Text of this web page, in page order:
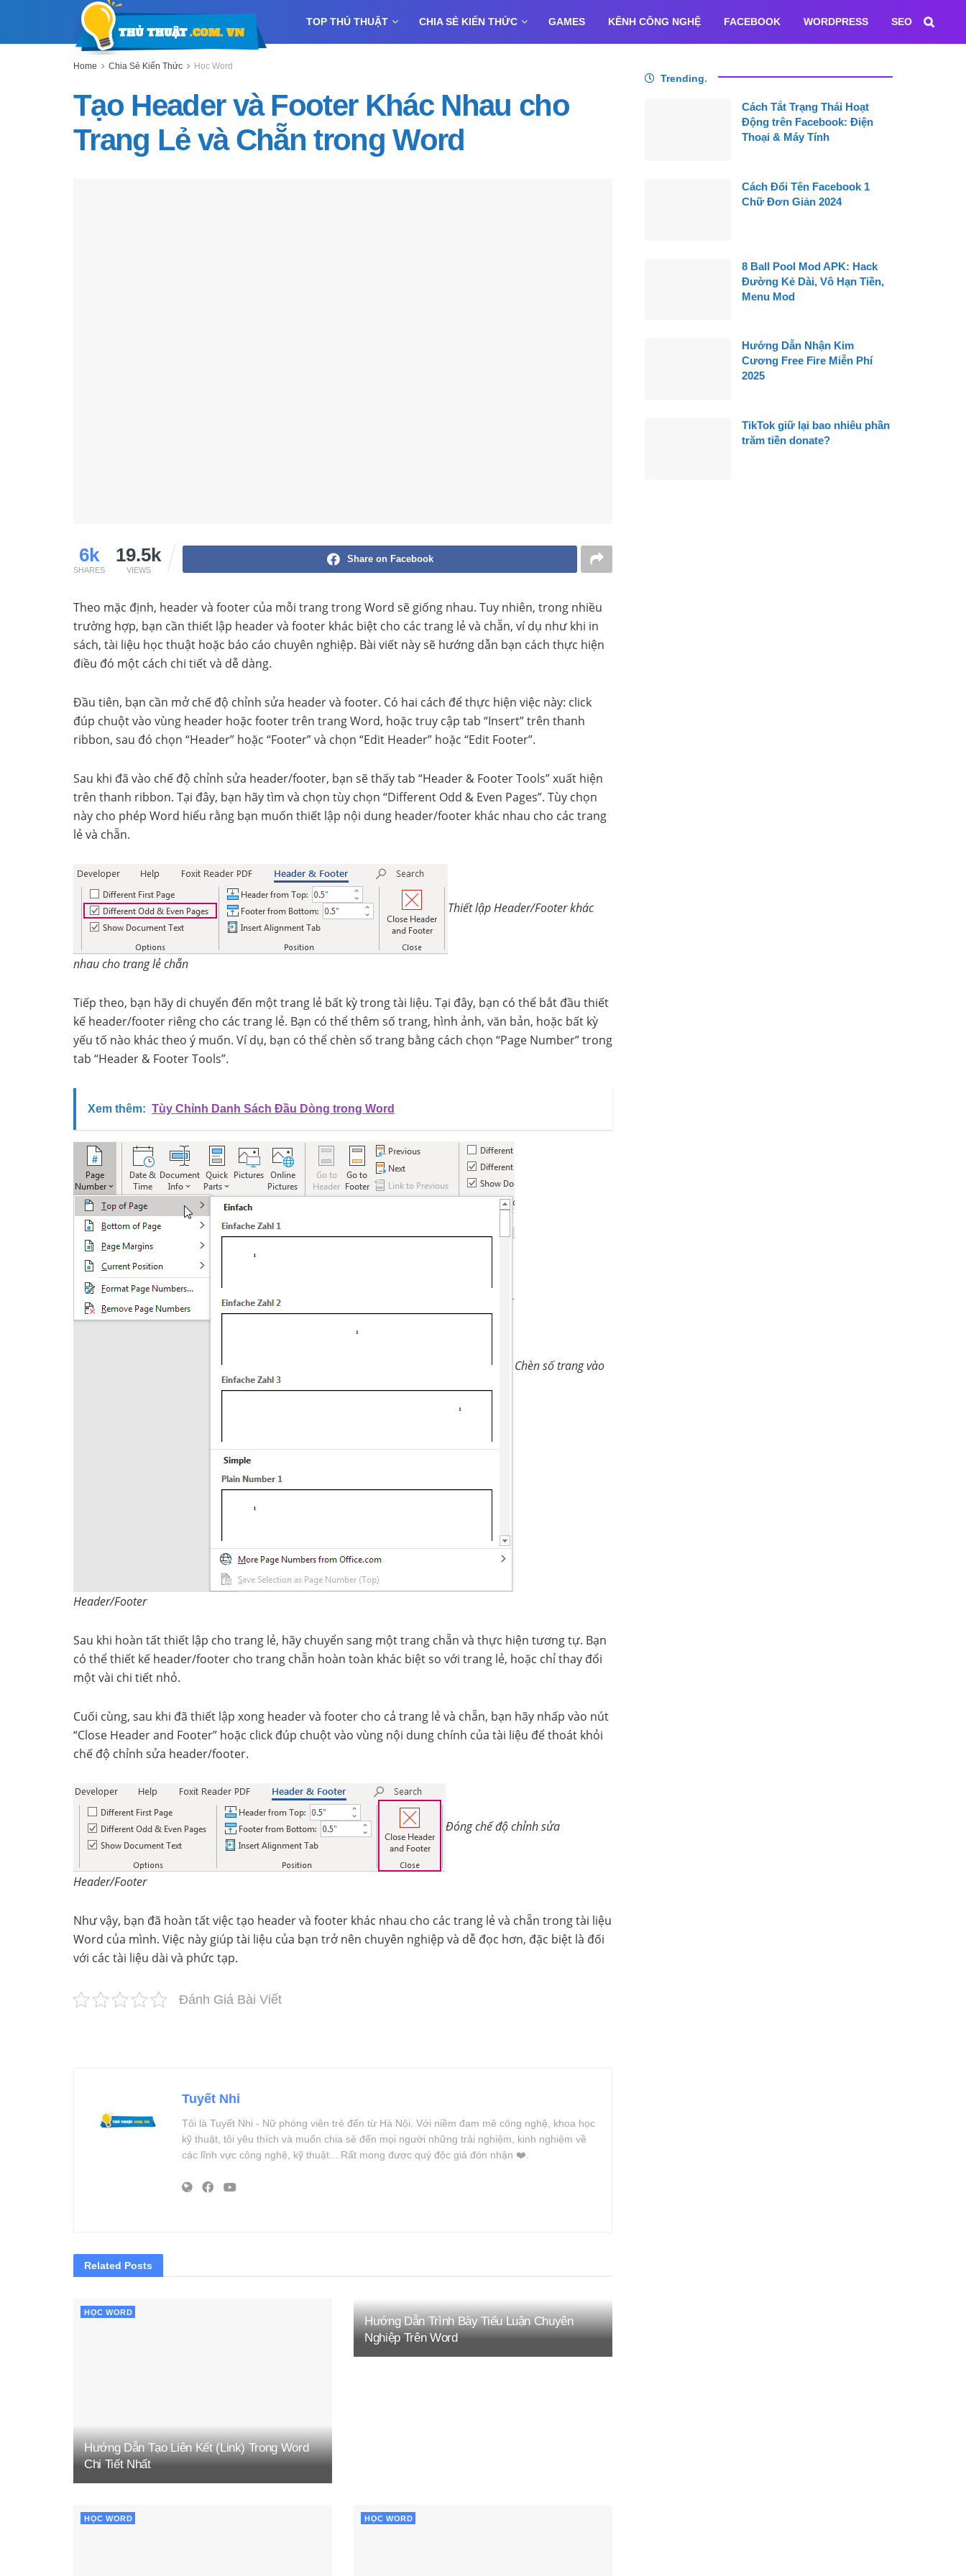
TOP THỦ THUẬT CHIA SẺ KIẾN THỨC GAMES KÊNH CÔNG NGHỆ FACEBOOK WORDPRESS SEO
Home Chia Sẻ Kiến Thức Học Word
Tạo Header và Footer Khác Nhau cho
Trang Lẻ và Chẵn trong Word
6k
SHARES
19.5k
VIEWS
Share on Facebook
Theo mặc định, header và footer của mỗi trang trong Word sẽ giống nhau. Tuy nhiên, trong nhiều
trường hợp, bạn cần thiết lập header và footer khác biệt cho các trang lẻ và chẵn, ví dụ như khi in
sách, tài liệu học thuật hoặc báo cáo chuyên nghiệp. Bài viết này sẽ hướng dẫn bạn cách thực hiện
điều đó một cách chi tiết và dễ dàng.
Đầu tiên, bạn cần mở chế độ chỉnh sửa header và footer. Có hai cách để thực hiện việc này: click
đúp chuột vào vùng header hoặc footer trên trang Word, hoặc truy cập tab “Insert” trên thanh
ribbon, sau đó chọn “Header” hoặc “Footer” và chọn “Edit Header” hoặc “Edit Footer”.
Sau khi đã vào chế độ chỉnh sửa header/footer, bạn sẽ thấy tab “Header & Footer Tools” xuất hiện
trên thanh ribbon. Tại đây, bạn hãy tìm và chọn tùy chọn “Different Odd & Even Pages”. Tùy chọn
này cho phép Word hiểu rằng bạn muốn thiết lập nội dung header/footer khác nhau cho các trang
lẻ và chẵn.
Thiết lập Header/Footer khác
nhau cho trang lẻ chẵn
Tiếp theo, bạn hãy di chuyển đến một trang lẻ bất kỳ trong tài liệu. Tại đây, bạn có thể bắt đầu thiết
kế header/footer riêng cho các trang lẻ. Bạn có thể thêm số trang, hình ảnh, văn bản, hoặc bất kỳ
yếu tố nào khác theo ý muốn. Ví dụ, bạn có thể chèn số trang bằng cách chọn “Page Number” trong
tab “Header & Footer Tools”.
Xem thêm: Tùy Chỉnh Danh Sách Đầu Dòng trong Word
Chèn số trang vào
Header/Footer
Sau khi hoàn tất thiết lập cho trang lẻ, hãy chuyển sang một trang chẵn và thực hiện tương tự. Bạn
có thể thiết kế header/footer cho trang chẵn hoàn toàn khác biệt so với trang lẻ, hoặc chỉ thay đổi
một vài chi tiết nhỏ.
Cuối cùng, sau khi đã thiết lập xong header và footer cho cả trang lẻ và chẵn, bạn hãy nhấp vào nút
“Close Header and Footer” hoặc click đúp chuột vào vùng nội dung chính của tài liệu để thoát khỏi
chế độ chỉnh sửa header/footer.
Đóng chế độ chỉnh sửa
Header/Footer
Như vậy, bạn đã hoàn tất việc tạo header và footer khác nhau cho các trang lẻ và chẵn trong tài liệu
Word của mình. Việc này giúp tài liệu của bạn trở nên chuyên nghiệp và dễ đọc hơn, đặc biệt là đối
với các tài liệu dài và phức tạp.
Đánh Giá Bài Viết
Tuyết Nhi
Tôi là Tuyết Nhi - Nữ phóng viên trẻ đến từ Hà Nội. Với niềm đam mê công nghệ, khoa học
kỹ thuật, tôi yêu thích và muốn chia sẻ đến mọi người những trải nghiệm, kinh nghiệm về
các lĩnh vực công nghệ, kỹ thuật... Rất mong được quý độc giả đón nhận ❤️.
Related Posts
HỌC WORD
Hướng Dẫn Tạo Liên Kết (Link) Trong Word
Chi Tiết Nhất
Hướng Dẫn Trình Bày Tiểu Luận Chuyên
Nghiệp Trên Word
HỌC WORD HỌC WORD
Trending.
Cách Tắt Trạng Thái Hoạt
Động trên Facebook: Điện
Thoại & Máy Tính
Cách Đổi Tên Facebook 1
Chữ Đơn Giản 2024
8 Ball Pool Mod APK: Hack
Đường Kẻ Dài, Vô Hạn Tiền,
Menu Mod
Hướng Dẫn Nhận Kim
Cương Free Fire Miễn Phí
2025
TikTok giữ lại bao nhiêu phần
trăm tiền donate?